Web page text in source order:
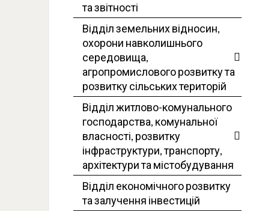
та звітності
Відділ земельних відносин,
охорони навколишнього
середовища,
агропромислового розвитку та
розвитку сільських територій
Відділ житлово-комунального
господарства, комунальної
власності, розвитку
інфраструктури, транспорту,
архітектури та містобудування
Відділ економічного розвитку
та залучення інвестицій